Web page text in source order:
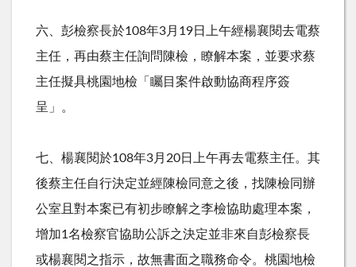
六、彭檢察長於108年3月 19日上午經楊襄閱去電蔡
主任，再由蔡主任詢問陳檢，瞭解本案，並要求蔡
主任擬具桃園地檢「矚目案件啟動協商程序簽
呈」。
七、楊襄閱於108年3月 20日上午再去電蔡主任。其
後蔡主任自行決定並經陳檢同意之後，找陳檢同辦
公室且對本案已有初步瞭解之李檢協助處理本案，
增加1名檢察官協助公訴之決定並非來自彭檢察長
或楊襄閱之指示，故無書面之職務命令。桃園地檢